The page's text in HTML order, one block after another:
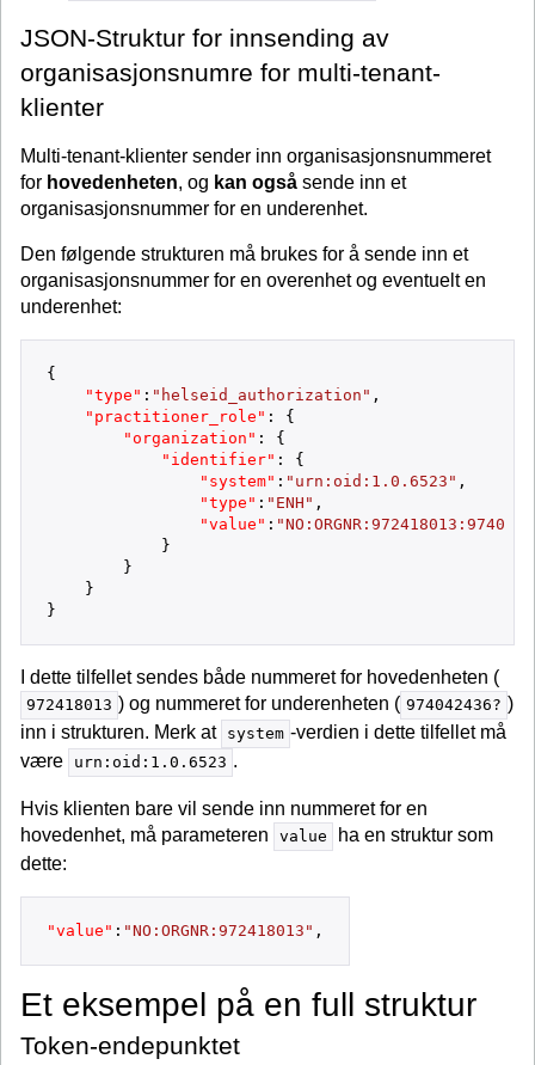
JSON-Struktur for innsending av
organisasjonsnumre for multi-tenant-
klienter
Multi-tenant-klienter sender inn organisasjonsnummeret
for hovedenheten, og kan også sende inn et
organisasjonsnummer for en underenhet.
Den følgende strukturen må brukes for å sende inn et
organisasjonsnummer for en overenhet og eventuelt en
underenhet:
{
"type" : "helseid_authorization" ,
"practitioner_role" :
{
"organization" :
{
"identifier" :
{
"system" : "urn:oid:1.0.6523" ,
"type" : "ENH" ,
"value" :
}
}
}
}
I dette tilfellet sendes både nummeret for hovedenheten (
972418013 ) og nummeret for underenheten ( 974042436? )
inn i strukturen. Merk at system -verdien i dette tilfellet må
være
urn:oid:1.0.6523 .
Hvis klienten bare vil sende inn nummeret for en
hovedenhet, må parameteren
value
ha en struktur som
dette:
"value" : "NO:ORGNR:972418013" ,
Et eksempel på en full struktur
Token-endepunktet